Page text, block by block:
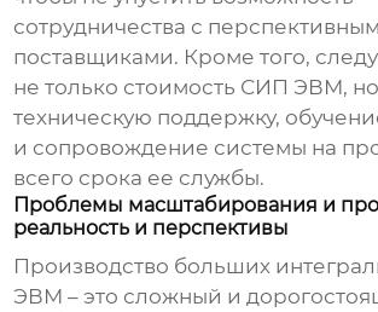
сотрудничества с
поставщиками. Кроме того,
не только стоимость СИП ЭВМ,
техническую поддержку,
и сопровождение системы на
всего срока ее службы.
Проблемы масштабирования и
реальность и перспективы
Производство больших
ЭВМ – это сложный и